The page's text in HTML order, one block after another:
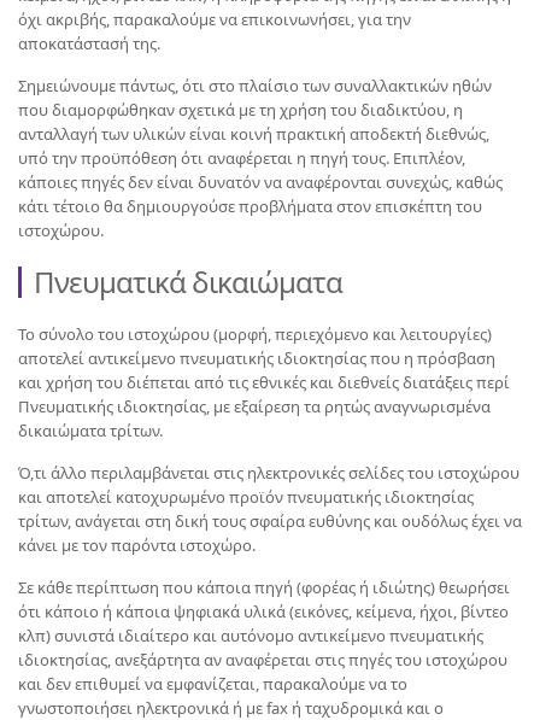
όχι ακριβής, παρακαλούμε να επικοινωνήσει, για την
αποκατάστασή της.
Σημειώνουμε πάντως, ότι στο πλαίσιο των συναλλακτικών ηθών
που διαμορφώθηκαν σχετικά με τη χρήση του διαδικτύου, η
ανταλλαγή των υλικών είναι κοινή πρακτική αποδεκτή διεθνώς,
υπό την προϋπόθεση ότι αναφέρεται η πηγή τους. Επιπλέον,
κάποιες πηγές δεν είναι δυνατόν να αναφέρονται συνεχώς, καθώς
κάτι τέτοιο θα δημιουργούσε προβλήματα στον επισκέπτη του
ιστοχώρου.
Πνευματικά δικαιώματα
Το σύνολο του ιστοχώρου (μορφή, περιεχόμενο και λειτουργίες)
αποτελεί αντικείμενο πνευματικής ιδιοκτησίας που η πρόσβαση
και χρήση του διέπεται από τις εθνικές και διεθνείς διατάξεις περί
Πνευματικής ιδιοκτησίας, με εξαίρεση τα ρητώς αναγνωρισμένα
δικαιώματα τρίτων.
Ό,τι άλλο περιλαμβάνεται στις ηλεκτρονικές σελίδες του ιστοχώρου
και αποτελεί κατοχυρωμένο προϊόν πνευματικής ιδιοκτησίας
τρίτων, ανάγεται στη δική τους σφαίρα ευθύνης και ουδόλως έχει να
κάνει με τον παρόντα ιστοχώρο.
Σε κάθε περίπτωση που κάποια πηγή (φορέας ή ιδιώτης) θεωρήσει
ότι κάποιο ή κάποια ψηφιακά υλικά (εικόνες, κείμενα, ήχοι, βίντεο
κλπ) συνιστά ιδιαίτερο και αυτόνομο αντικείμενο πνευματικής
ιδιοκτησίας, ανεξάρτητα αν αναφέρεται στις πηγές του ιστοχώρου
και δεν επιθυμεί να εμφανίζεται, παρακαλούμε να το
γνωστοποιήσει ηλεκτρονικά ή με fax ή ταχυδρομικά και ο